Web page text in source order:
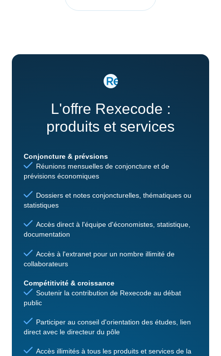
L'offre Rexecode :
produits et services
Conjoncture & prévsions
Réunions mensuelles de conjoncture et de
prévisions économiques
Dossiers et notes conjoncturelles, thématiques ou
statistiques
Accès direct à l'équipe d'économistes, statistique,
documentation
Accès à l'extranet pour un nombre illimité de
collaborateurs
Compétitivité & croissance
Soutenir la contribution de Rexecode au débat
public
Participer au conseil d'orientation des études, lien
direct avec le directeur du pôle
Accès illimités à tous les produits et services de la